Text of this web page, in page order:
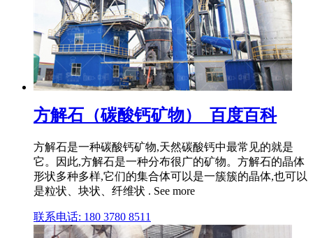
方解石（碳酸钙矿物）_百度百科
方解石是一种碳酸钙矿物,天然碳酸钙中最常见的就是
它。因此,方解石是一种分布很广的矿物。方解石的晶体
形状多种多样,它们的集合体可以是一簇簇的晶体,也可以
是粒状、块状、纤维状 . See more
联系电话: 180 3780 8511